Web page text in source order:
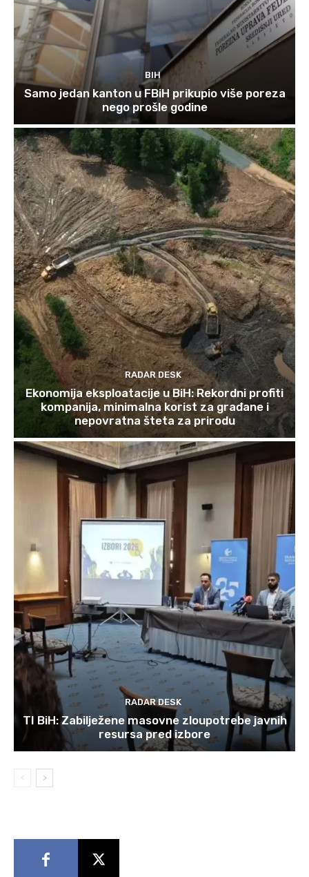
BIH
Samo jedan kanton u FBiH prikupio više poreza
nego prošle godine
RADAR DESK
Ekonomija eksploatacije u BiH: Rekordni profiti
kompanija, minimalna korist za građane i
nepovratna šteta za prirodu
RADAR DESK
TI BiH: Zabilježene masovne zloupotrebe javnih
resursa pred izbore